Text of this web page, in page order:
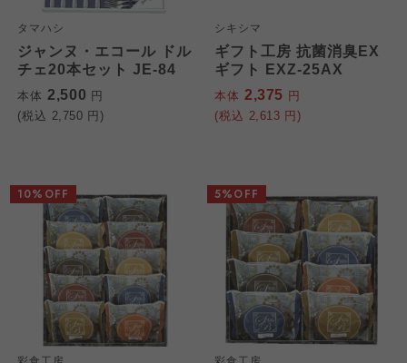
タマハシ
ジャンヌ・エコール ドル
チェ20本セット JE-84
本体 2,500 円
(税込 2,750 円)
シキシマ
ギフト工房 抗菌消臭EX
ギフト EXZ-25AX
本体 2,375 円
(税込 2,613 円)
10%OFF 5%OFF